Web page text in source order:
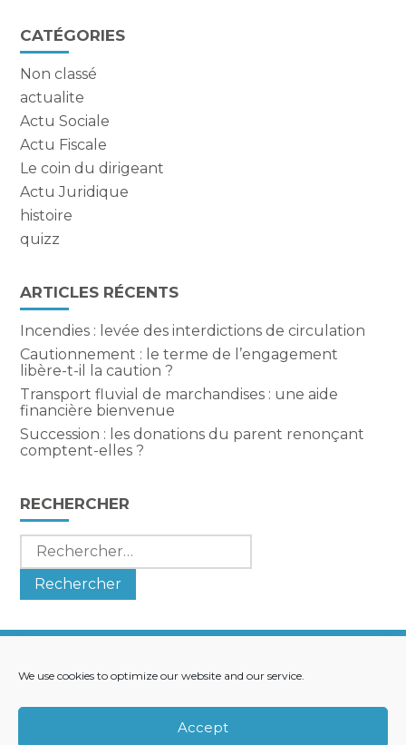
We use cookies to optimize our website and our service.
Accept
Blog
sidebar
CATÉGORIES
Non classé
actualite
Actu Sociale
Actu Fiscale
Le coin du dirigeant
Actu Juridique
histoire
quizz
ARTICLES RÉCENTS
Incendies : levée des interdictions de circulation
Cautionnement : le terme de l’engagement
libère-t-il la caution ?
Transport fluvial de marchandises : une aide
financière bienvenue
Succession : les donations du parent renonçant
comptent-elles ?
RECHERCHER
Rechercher :
Principale
NOS SOLUTIONS